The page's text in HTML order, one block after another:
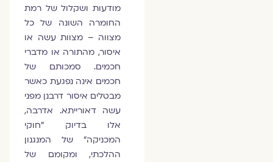
מודעות ושקלול של רמת
החומרה השונה של כל
מצווה – מצוות עשה או
איסור, מהתורה או מדברי
חכמים. סמכותם של
חכמים אינה נפגעת כאשר
מבטלים איסור דרבנן מפני
עשה דאורייתא. אדרבה,
אלו בדיוק "חוקי
המכניקה" של המנגנון
ההלכתי, ומקומם של